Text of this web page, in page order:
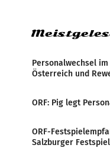
Personalwechsel
Österreich und
ORF: Pig legt
ORF-
Salzburger